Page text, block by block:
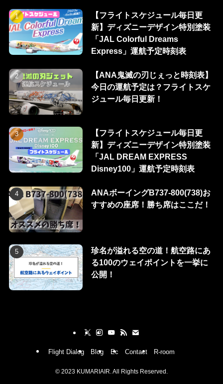
【フライトスケジュール毎日更
新】ディズニーデザイン特別塗装
「JAL Colorful Dreams
Express」運航予定時刻表
【ANA鬼滅の刃じぇっと時刻表】
今日の運航予定は？フライトスケ
ジュール毎日更新！
【フライトスケジュール毎日更
新】ディズニーデザイン特別塗装
「JAL DREAM EXPRESS
Disney100」運航予定時刻表
ANAボーイングB737-800(738)お
すすめの座席！勝ち席はここだ！
珍名が溢れる空の道！航空路にあ
る100のウェイポイントを一挙に
公開！
Flight Dialog Blog Ec Contact R-room
© 2023 KUMARIAIR. All Rights Reserved.